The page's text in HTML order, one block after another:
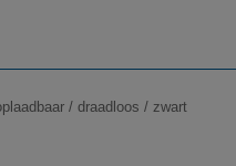
/ draadloos / zwart